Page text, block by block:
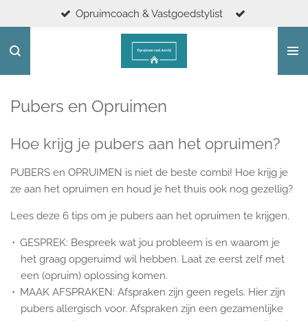
direct
naar
Opruimcoach & Vastgoedstylist
Pubers en Opruimen
Hoe krijg je pubers aan het opruimen?
PUBERS en OPRUIMEN is niet de beste combi! Hoe krijg je
ze aan het opruimen en houd je het thuis ook nog gezellig?
Lees deze 6 tips om je pubers aan het opruimen te krijgen.
GESPREK: Bespreek wat jou probleem is en waarom je
het graag opgeruimd wil hebben. Laat ze eerst zelf met
een (opruim) oplossing komen.
MAAK AFSPRAKEN: Afspraken zijn geen regels. Hier zijn
pubers allergisch voor. Afspraken zijn een gezamenlijke